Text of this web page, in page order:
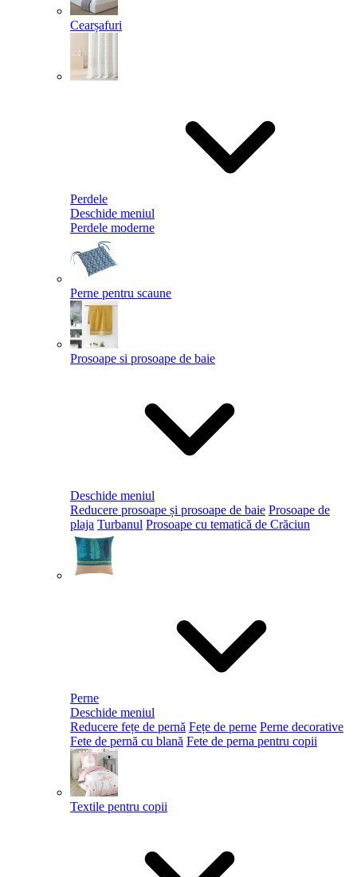
Cearșafuri
Perdele
Deschide meniul
Perdele moderne
Perne pentru scaune
Prosoape si prosoape de baie
Deschide meniul
Reducere prosoape și prosoape de baie Prosoape de
plaja Turbanul Prosoape cu tematică de Crăciun
Perne
Deschide meniul
Reducere fețe de pernă Fețe de perne Perne decorative
Fete de pernă cu blană Fete de perna pentru copii
Textile pentru copii